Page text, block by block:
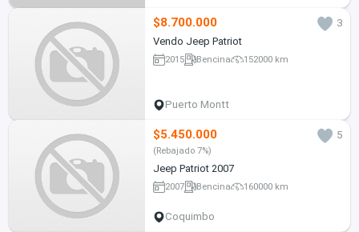
$8.700.000
3
Vendo Jeep Patriot
2015 Bencina 152000 km
Puerto Montt
$5.450.000 5
(Rebajado 7%)
Jeep Patriot 2007
2007 Bencina 160000 km
Coquimbo